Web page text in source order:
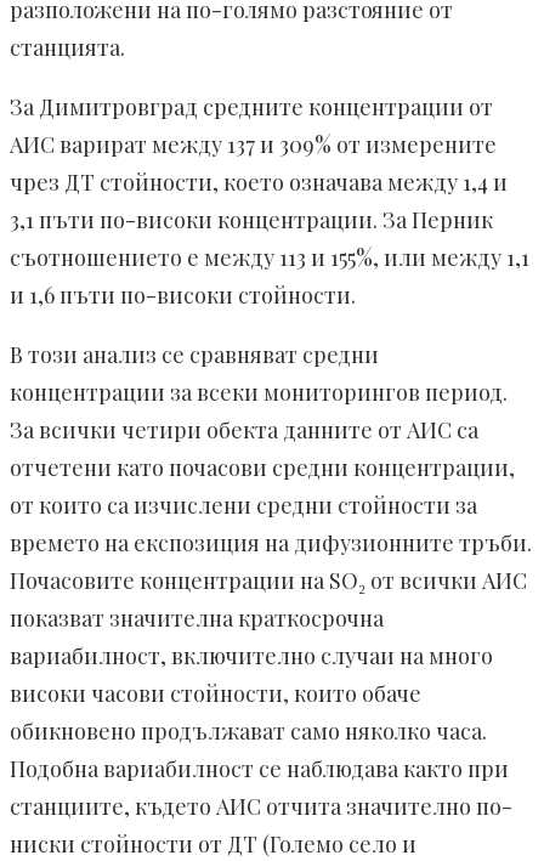
разположени на по-голямо разстояние от
станцията.
За Димитровград средните концентрации от
АИС варират между 137 и 309% от измерените
чрез ДТ стойности, което означава между 1,4 и
3,1 пъти по-високи концентрации. За Перник
съотношението е между 113 и 155%, или между 1,1
и 1,6 пъти по-високи стойности.
В този анализ се сравняват средни
концентрации за всеки мониторингов период.
За всички четири обекта данните от АИС са
отчетени като почасови средни концентрации,
от които са изчислени средни стойности за
времето на експозиция на дифузионните тръби.
Почасовите концентрации на SO₂ от всички АИС
показват значителна краткосрочна
вариабилност, включително случаи на много
високи часови стойности, които обаче
обикновено продължават само няколко часа.
Подобна вариабилност се наблюдава както при
станциите, където АИС отчита значително по-
ниски стойности от ДТ (Големо село и